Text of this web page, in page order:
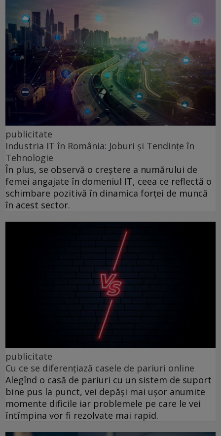
publicitate
Industria IT în România: Joburi și Tendințe în
Tehnologie
În plus, se observă o creștere a numărului de
femei angajate în domeniul IT, ceea ce reflectă o
schimbare pozitivă în dinamica forței de muncă
în acest sector.
publicitate
Cu ce se diferențiază casele de pariuri online
Alegînd o casă de pariuri cu un sistem de suport
bine pus la punct, vei depăși mai ușor anumite
momente dificile iar problemele pe care le vei
întîmpina vor fi rezolvate mai rapid.